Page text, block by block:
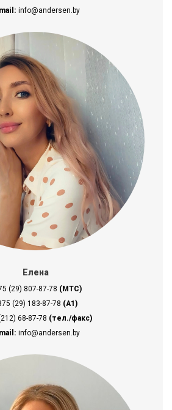
info@andersen.by
Елена
(29) 807-87-78 (МТС)
(29) 183-87-78 (A1)
68-87-78 (тел./факс)
info@andersen.by